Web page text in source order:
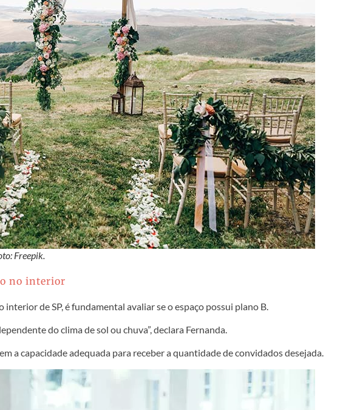
Freepik.
no interior
interior de SP, é fundamental avaliar se o espaço possui plano B.
do clima de sol ou chuva”, declara Fernanda.
a capacidade adequada para receber a quantidade de convidados desejada.